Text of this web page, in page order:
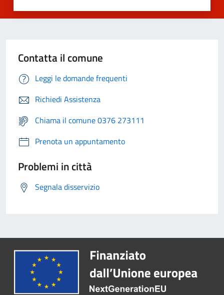
Contatta il comune
Leggi le domande frequenti
Richiedi Assistenza
Chiama il comune 0376 273111
Prenota un appuntamento
Problemi in città
Segnala disservizio